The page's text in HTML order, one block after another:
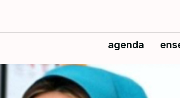
agenda